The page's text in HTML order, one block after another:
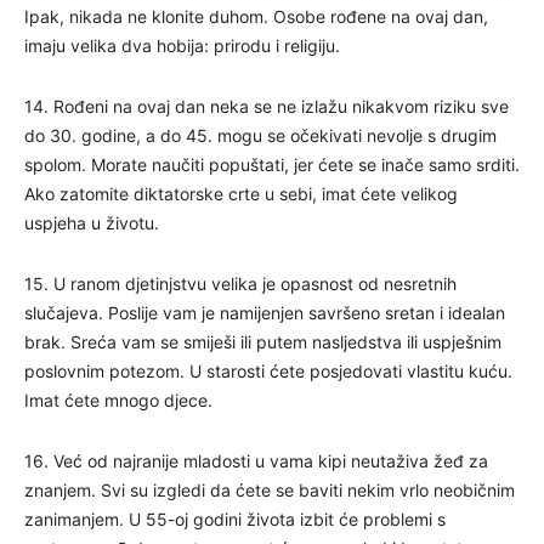
Ipak, nikada ne klonite duhom. Osobe rođene na ovaj dan,
imaju velika dva hobija: prirodu i religiju.
14. Rođeni na ovaj dan neka se ne izlažu nikakvom riziku sve
do 30. godine, a do 45. mogu se očekivati nevolje s drugim
spolom. Morate naučiti popuštati, jer ćete se inače samo srditi.
Ako zatomite diktatorske crte u sebi, imat ćete velikog
uspjeha u životu.
15. U ranom djetinjstvu velika je opasnost od nesretnih
slučajeva. Poslije vam je namijenjen savršeno sretan i idealan
brak. Sreća vam se smiješi ili putem nasljedstva ili uspješnim
poslovnim potezom. U starosti ćete posjedovati vlastitu kuću.
Imat ćete mnogo djece.
16. Već od najranije mladosti u vama kipi neutaživa žeđ za
znanjem. Svi su izgledi da ćete se baviti nekim vrlo neobičnim
zanimanjem. U 55-oj godini života izbit će problemi s